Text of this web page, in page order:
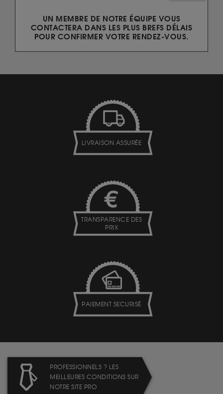
UN MEMBRE DE NOTRE ÉQUIPE VOUS
CONTACTERA DANS LES PLUS BREFS DÉLAIS
POUR CONFIRMER VOTRE RENDEZ-VOUS.
LIVRAISON ASSURÉE
TRANSPARENCE DES
PRIX
PAIEMENT SECURISÉ
PROFESSIONNELS ? LES
MEILLEURES CONDITIONS SUR
NOTRE SITE PRO